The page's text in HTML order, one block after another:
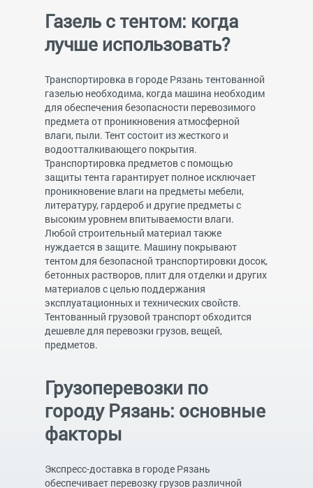
Газель с тентом: когда
лучше использовать?
Транспортировка в городе Рязань тентованной
газелью необходима, когда машина необходим
для обеспечения безопасности перевозимого
предмета от проникновения атмосферной
влаги, пыли. Тент состоит из жесткого и
водоотталкивающего покрытия.
Транспортировка предметов с помощью
защиты тента гарантирует полное исключает
проникновение влаги на предметы мебели,
литературу, гардероб и другие предметы с
высоким уровнем впитываемости влаги.
Любой строительный материал также
нуждается в защите. Машину покрывают
тентом для безопасной транспортировки досок,
бетонных растворов, плит для отделки и других
материалов с целью поддержания
эксплуатационных и технических свойств.
Тентованный грузовой транспорт обходится
дешевле для перевозки грузов, вещей,
предметов.
Грузоперевозки по
городу Рязань: основные
факторы
Экспресс-доставка в городе Рязань
обеспечивает перевозку грузов различной